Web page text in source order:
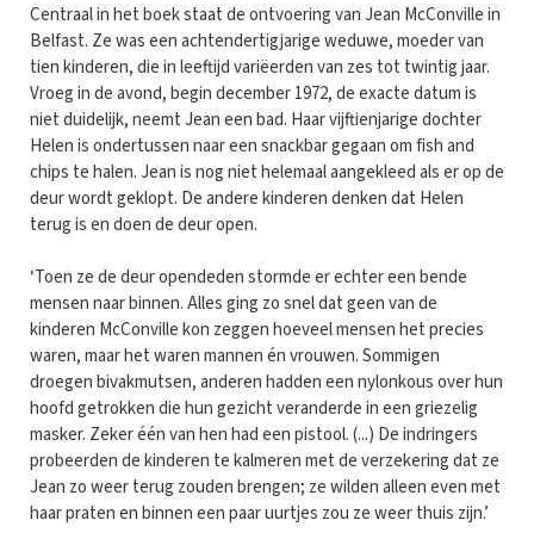
Centraal in het boek staat de ontvoering van Jean McConville in
Belfast. Ze was een achtendertigjarige weduwe, moeder van
tien kinderen, die in leeftijd variëerden van zes tot twintig jaar.
Vroeg in de avond, begin december 1972, de exacte datum is
niet duidelijk, neemt Jean een bad. Haar vijftienjarige dochter
Helen is ondertussen naar een snackbar gegaan om fish and
chips te halen. Jean is nog niet helemaal aangekleed als er op de
deur wordt geklopt. De andere kinderen denken dat Helen
terug is en doen de deur open.
‘Toen ze de deur opendeden stormde er echter een bende
mensen naar binnen. Alles ging zo snel dat geen van de
kinderen McConville kon zeggen hoeveel mensen het precies
waren, maar het waren mannen én vrouwen. Sommigen
droegen bivakmutsen, anderen hadden een nylonkous over hun
hoofd getrokken die hun gezicht veranderde in een griezelig
masker. Zeker één van hen had een pistool. (...) De indringers
probeerden de kinderen te kalmeren met de verzekering dat ze
Jean zo weer terug zouden brengen; ze wilden alleen even met
haar praten en binnen een paar uurtjes zou ze weer thuis zijn.’